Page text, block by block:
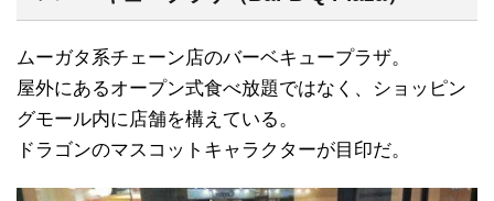
ムーガタ系チェーン店のバーベキュープラザ。
屋外にあるオープン式食べ放題ではなく、ショッピン
グモール内に店舗を構えている。
ドラゴンのマスコットキャラクターが目印だ。